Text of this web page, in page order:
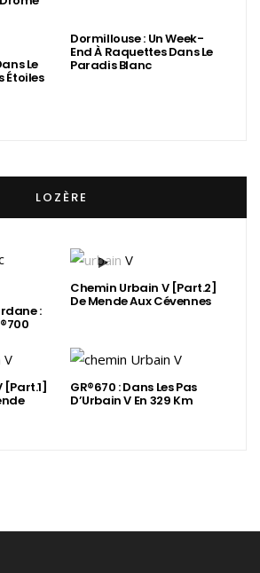
Le
Étoiles
Dormillouse : Un Week-
End À Raquettes Dans Le
Paradis Blanc
LOZÈRE
:
Chemin Urbain V [Part.2]
De Mende Aux Cévennes
[Part.1] GR®670 : Dans Les Pas
D’Urbain V En 329 Km